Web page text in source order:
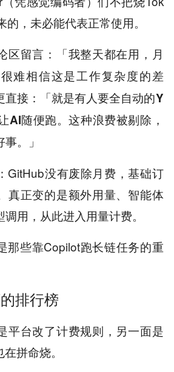
，未必能代表正常使用。
区留言：「我整天都在用，月
难相信这是工作复杂度的差
直接：「就是有人要全自动的Y
AI随便跑。这种浪费被剔除，
。
」
GitHub没有废除月费，基础订
真正变的是额外用量、智能体
用，从此进入用量计费。
那些靠Copilot跑长链任务的重
排行榜
平台改了计费规则，另一面是
拼命烧。